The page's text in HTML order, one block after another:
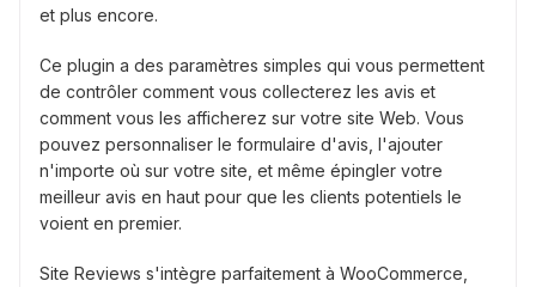
et plus encore.
Ce plugin a des paramètres simples qui vous permettent
de contrôler comment vous collecterez les avis et
comment vous les afficherez sur votre site Web. Vous
pouvez personnaliser le formulaire d'avis, l'ajouter
n'importe où sur votre site, et même épingler votre
meilleur avis en haut pour que les clients potentiels le
voient en premier.
Site Reviews s'intègre parfaitement à WooCommerce,